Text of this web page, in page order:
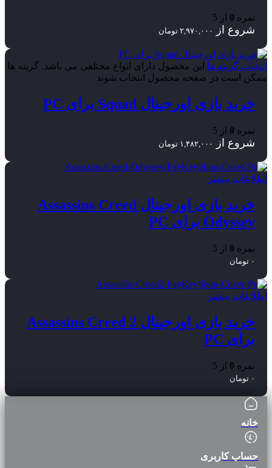
نمره 0 از 5
شروع از ۲,۹۷۰,۰۰۰ تومان
انتخاب گزینه ها این محصول دارای انواع مختلفی می باشد. گزینه ها
ممکن است در صفحه محصول انتخاب شوند
خرید بازی اورجینال Squad برای PC
نمره 0 از 5
شروع از ۱,۴۸۲,۰۰۰ تومان
اطلاعات بیشتر
خرید بازی اورجینال Assassins Creed
Odyssey برای PC
نمره 0 از 5
۰ تومان
اطلاعات بیشتر
خرید بازی اورجینال Assassins Creed 2
برای PC
نمره 0 از 5
۰ تومان
خانه
حساب کاربری